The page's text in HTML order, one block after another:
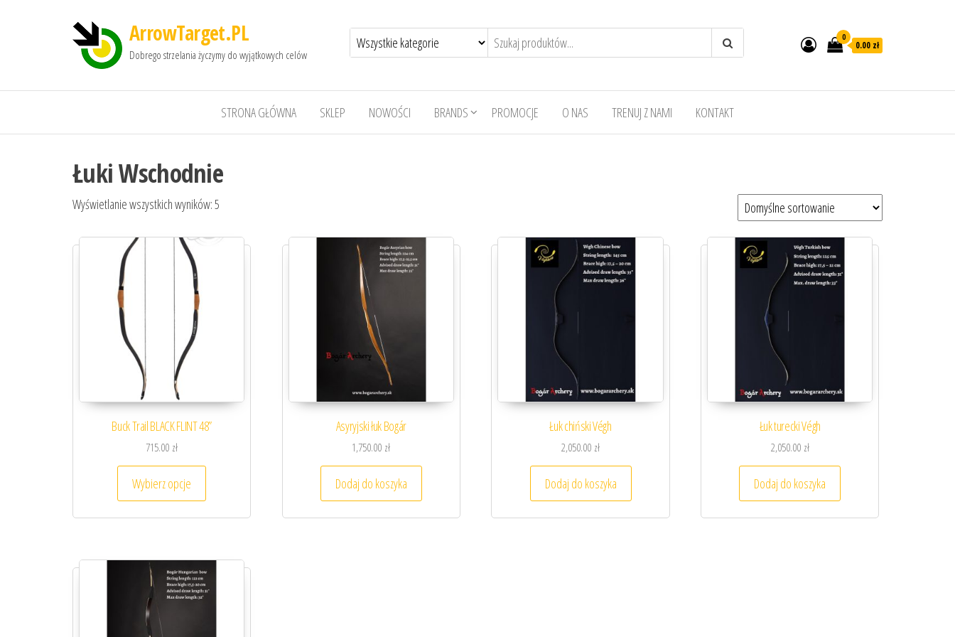
ArrowTarget.PL
Dobrego strzelania życzymy do wyjątkowych celów
0
0.00 zł
STRONA GŁÓWNA SKLEP NOWOŚCI BRANDS PROMOCJE O NAS TRENUJ Z NAMI KONTAKT
Łuki Wschodnie
Wyświetlanie wszystkich wyników: 5
Buck Trail BLACK FLINT 48”
715.00 zł
Wybierz opcje
Ten produkt ma wiele wariantów. Opcje można wybrać na stronie produktu
Asyryjski łuk Bogár
1,750.00 zł
Dodaj do koszyka
Łuk chiński Végh
2,050.00 zł
Dodaj do koszyka
Łuk turecki Végh
2,050.00 zł
Dodaj do koszyka